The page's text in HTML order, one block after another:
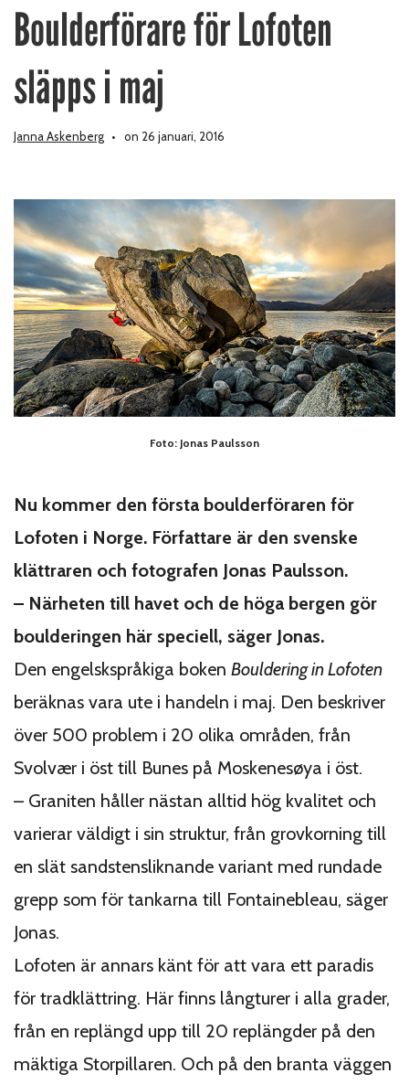
Boulderförare för Lofoten
släpps i maj
Janna Askenberg on 26 januari, 2016
Foto: Jonas Paulsson
Nu kommer den första boulderföraren för
Lofoten i Norge. Författare är den svenske
klättraren och fotografen Jonas Paulsson.
– Närheten till havet och de höga bergen gör
boulderingen här speciell, säger Jonas.
Den engelskspråkiga boken Bouldering in Lofoten
beräknas vara ute i handeln i maj. Den beskriver
över 500 problem i 20 olika områden, från
Svolvær i öst till Bunes på Moskenesøya i öst.
– Graniten håller nästan alltid hög kvalitet och
varierar väldigt i sin struktur, från grovkorning till
en slät sandstensliknande variant med rundade
grepp som för tankarna till Fontainebleau, säger
Jonas.
Lofoten är annars känt för att vara ett paradis
för tradklättring. Här finns långturer i alla grader,
från en replängd upp till 20 replängder på den
mäktiga Storpillaren. Och på den branta väggen